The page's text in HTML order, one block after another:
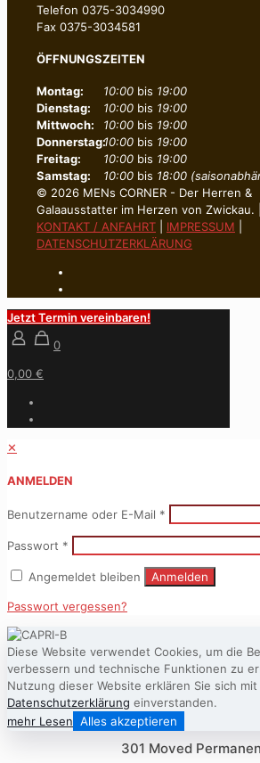
Telefon 0375-3034990
Fax 0375-3034581
ÖFFNUNGSZEITEN
Montag:
Dienstag:
Mittwoch:
Donnerstag:
Freitag:
Samstag:
10:00bis 19:00
10:00bis 19:00
10:00bis 19:00
10:00bis 19:00
10:00bis 19:00
10:00bis 18:00
© 2026 MENs CORNER - Der Herren &
Galaausstatter im Herzen von Zwickau. |
KONTAKT / ANFAHRT
IMPRESSUM
DATENSCHUTZERKLÄRUNG
Jetzt Termin vereinbaren!
0
0,00 €
✕
ANMELDEN
Benutzername oder E-Mail *
Passwort *
Angemeldet bleiben Anmelden
Passwort vergessen?
Diese Website verwendet Cookies, um die
verbessern und technische Funktionen zu
Nutzung dieser Website erklären Sie sich
Datenschutzerklärung einverstanden.
mehr Lesen Alles akzeptieren
301 Moved